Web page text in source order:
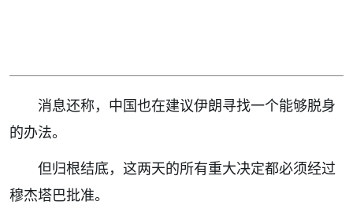
消息还称，中国也在建议伊朗寻找一个能够脱身
的办法。
但归根结底，这两天的所有重大决定都必须经过
穆杰塔巴批准。